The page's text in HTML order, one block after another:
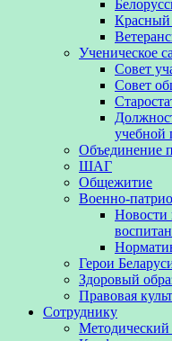
Красный
Ученическое
Совет
Совет
учебной
Объединение
ШАГ
Общежитие
Военно-
Новости
Герои
Здоровый
Правовая
Сотруднику
Методический